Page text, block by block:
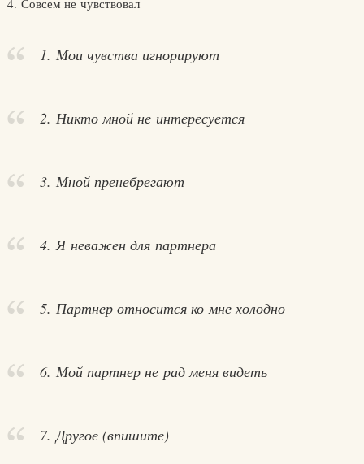
4. Совсем не чувствовал
1. Мои чувства игнорируют
2. Никто мной не интересуется
3. Мной пренебрегают
4. Я неважен для партнера
5. Партнер относится ко мне холодно
6. Мой партнер не рад меня видеть
7. Другое (впишите)